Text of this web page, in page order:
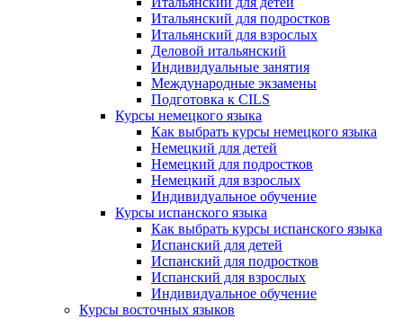
Итальянский для подростков
Итальянский для взрослых
Деловой итальянский
Индивидуальные занятия
Международные экзамены
Подготовка к CILS
Курсы немецкого языка
Как выбрать курсы немецкого языка
Немецкий для детей
Немецкий для подростков
Немецкий для взрослых
Индивидуальное обучение
Курсы испанского языка
Как выбрать курсы испанского языка
Испанский для детей
Испанский для подростков
Испанский для взрослых
Индивидуальное обучение
Курсы восточных языков